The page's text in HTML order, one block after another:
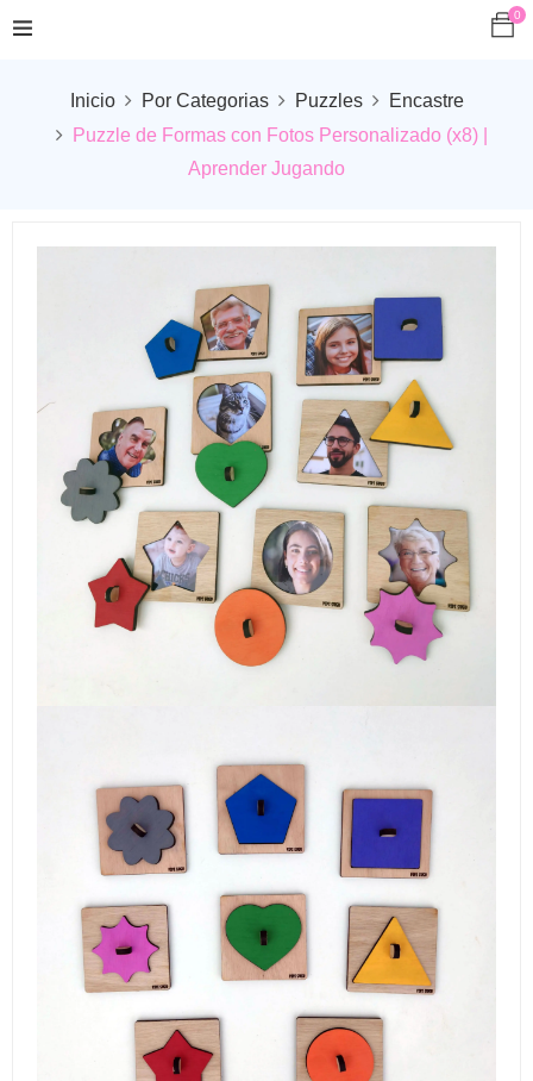
0
Inicio Por Categorias Puzzles
Encastre
Puzzle de Formas con Fotos Personalizado (x8) |
Aprender Jugando